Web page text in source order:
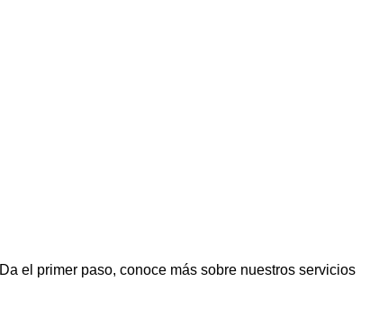
Da el primer paso, conoce más sobre nuestros servicios